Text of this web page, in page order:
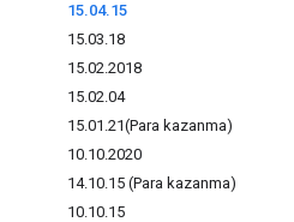
15.04.15
15.03.18
15.02.2018
15.02.04
15.01 .21(Para kazanma)
10.10.2020
14.10.15 (Para kazanma)
10.10.15